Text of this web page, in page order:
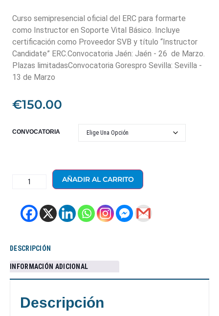
Curso semipresencial oficial del ERC para formarte
como Instructor en Soporte Vital Básico. Incluye
certificación como Proveedor SVB y título “Instructor
Candidate” ERC.Convocatoria Jaén: Jaén - 26 de Marzo.
Plazas limitadasConvocatoria Gorespro Sevilla: Sevilla -
13 de Marzo
€150.00
CONVOCATORIA
AÑADIR AL CARRITO
DESCRIPCIÓN
INFORMACIÓN ADICIONAL
Descripción